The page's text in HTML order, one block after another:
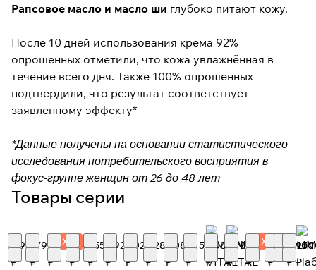
Рапсовое масло и масло ши глубоко питают кожу.
После 10 дней использования крема 92%
опрошенных отметили, что кожа увлажнённая в
течение всего дня. Также 100% опрошенных
подтвердили, что результат соответствует
заявленному эффекту*
*Данные получены на основании статистического
исследования потребительского восприятия в
фокус-группе женщин от 26 до 48 лет
Товары серии
2 930
₽
179
₽
Хит
1 165
₽
1 200
₽
355
₽
2 922
₽
3 025
₽
2 287
₽
2 088
₽
2 151
₽
2 088
₽
3 785
₽
Хит
2 510
₽
2 462
₽
4 950
₽
10
₽